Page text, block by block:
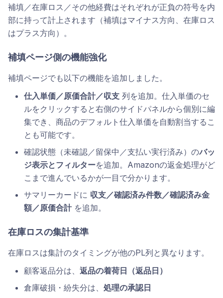
補填／在庫ロス／その他経費はそれぞれが正負の符号を内
部に持って計上されます（補填はマイナス方向、在庫ロス
はプラス方向）。
補填ページ側の機能強化
補填ページでも以下の機能を追加しました。
仕入単価／原価合計／収支 列を追加。仕入単価のセ
ルをクリックすると右側のサイドパネルから個別に編
集でき、商品のデフォルト仕入単価を自動割当するこ
とも可能です。
確認状態（未確認／留保中／支払い実行済み）のバッ
ジ表示とフィルターを追加。Amazonの返金処理がど
こまで進んでいるかが一目で分かります。
サマリーカードに 収支／確認済み件数／確認済み金
額／原価合計を追加。
在庫ロスの集計基準
在庫ロスは集計のタイミングが他のPL列と異なります。
顧客返品分は、 返品の着荷日（返品日）
倉庫破損・紛失分は、 処理の承認日